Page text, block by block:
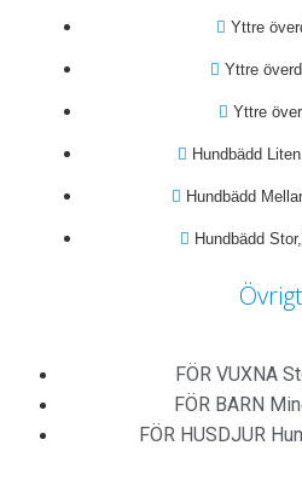
Yttre
Yttre
Yttre
Hundbädd
Hundbädd
Hundbädd
Övrigt
FÖR VUXNA
FÖR BARN
FÖR HUSDJUR